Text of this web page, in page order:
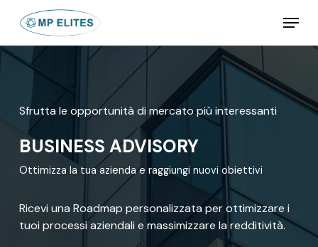
content
Menu
Sfrutta le opportunità di mercato più interessanti
BUSINESS ADVISORY
Ottimizza la tua azienda e raggiungi nuovi obiettivi
Ricevi una Roadmap personalizzata per ottimizzare i
tuoi processi aziendali e massimizzare la redditività.
Close